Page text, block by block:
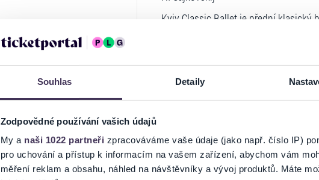
Souhlas Detaily
Zodpovědné používání vašich údajů
My a naši 1022 partneři zpracováváme vaše údaje (jako např. číslo IP)
pro uchování a přístup k informacím na vašem zařízení, abychom vám
měření reklam a obsahu, náhled na návštěvníky a vývoj produktů. Máte
Kyiv Classic Ballet je přední klasický
Oksanou Solovyovou, výkonnou
Uměleckou ředitelkou souboru je
Ukrajiny a rovněž byla poctěna
uznávaný baletní soubor, vysoce
Ohromující kostýmy a jedinečná
výtvarnicí Národní opery Ukrajiny
Od svého vzniku až do ruské invaze
Ticketportal je zárukou
Na stránkách společnosti